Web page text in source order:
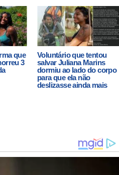
que
3
Voluntário que tentou
salvar Juliana Marins
dormiu ao lado do corpo
para que ela não
deslizasse ainda mais